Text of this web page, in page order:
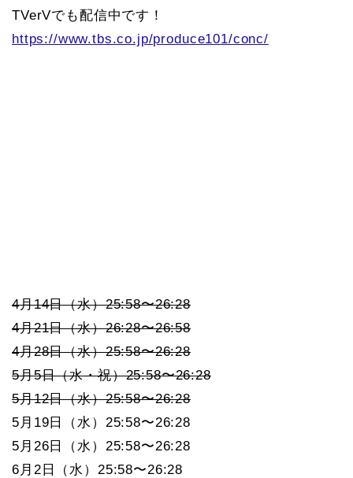
TVerVでも配信中です！
https://www.tbs.co.jp/produce101/conc/
4月14日（水）25:58〜26:28
4月21日（水）26:28〜26:58
4月28日（水）25:58〜26:28
5月5日（水・祝）25:58〜26:28
5月12日（水）25:58〜26:28
5月19日（水）25:58〜26:28
5月26日（水）25:58〜26:28
6月2日（水）25:58〜26:28